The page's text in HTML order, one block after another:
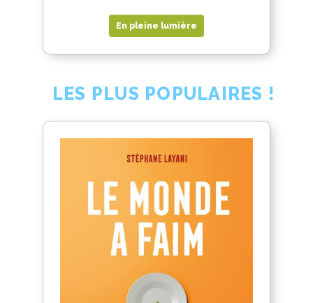
En pleine lumière
LES PLUS POPULAIRES !